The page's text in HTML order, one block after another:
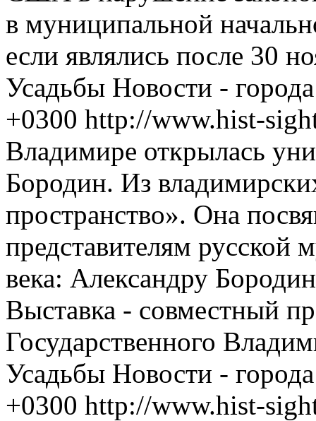
в муниципальной
если являлись после 30
Усадьбы Новости -
+0300 http://www.hist-
Владимире открылась
Бородин. Из
пространство». Она
представителям русской
века: Александру
Выставка - совместный
Государственного
Усадьбы Новости -
+0300 http://www.hist-